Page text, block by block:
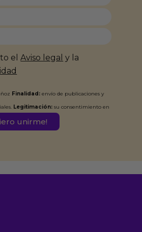
elAviso legal y la
Finalidad: envío de publicaciones y
Legitimación: su consentimiento en
Ferran Roig Muñoz. Podrás ejercer tus